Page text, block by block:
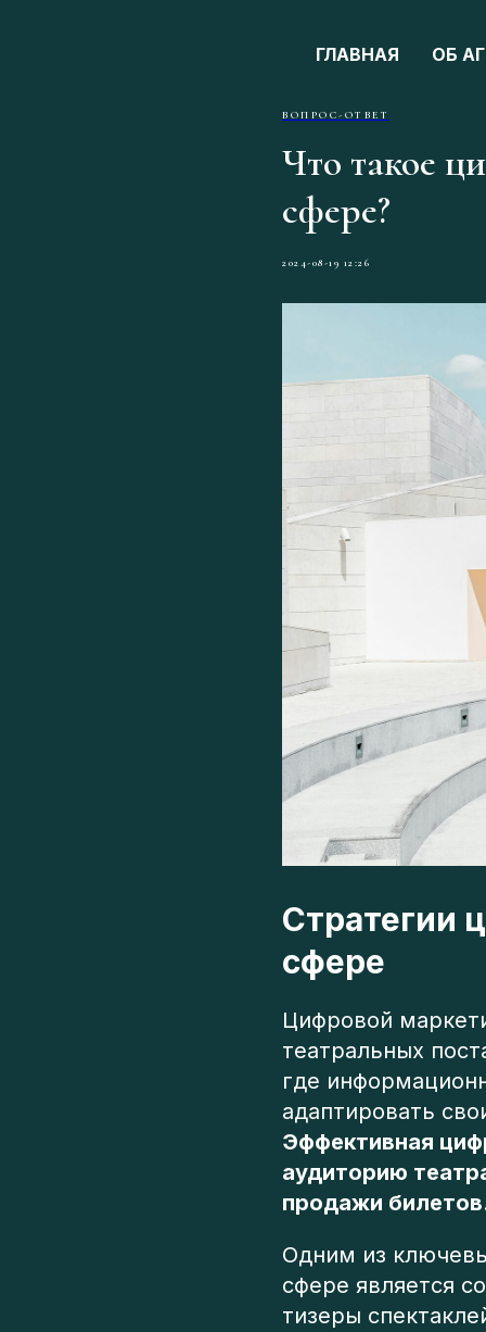
ГЛАВНАЯ ОБ
ВОПРОС-ОТВЕТ
Что такое
сфере?
2024-08-19 12:26
Стратегии
сфере
Цифровой
театральных
где
адаптировать
Эффективная
аудиторию
продажи
Одним из
сфере является
тизеры